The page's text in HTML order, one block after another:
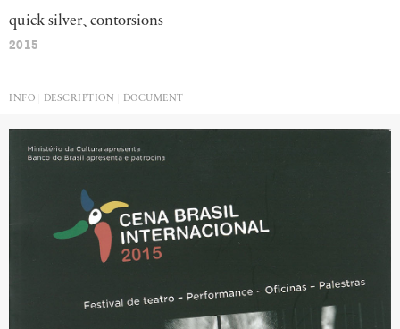
quick silver、 contorsions
2015
INFO DESCRIPTION DOCUMENT